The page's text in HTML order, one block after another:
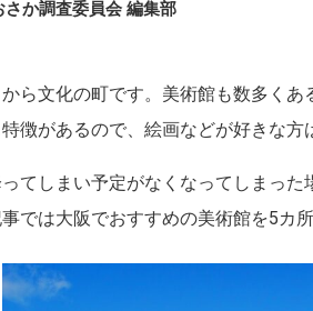
さか調査委員会 編集部
ら文化の町です。美術館も数多く
徴があるので、絵画などが好きな方
てしまい予定がなくなってしまっ
では大阪でおすすめの美術館を5カ